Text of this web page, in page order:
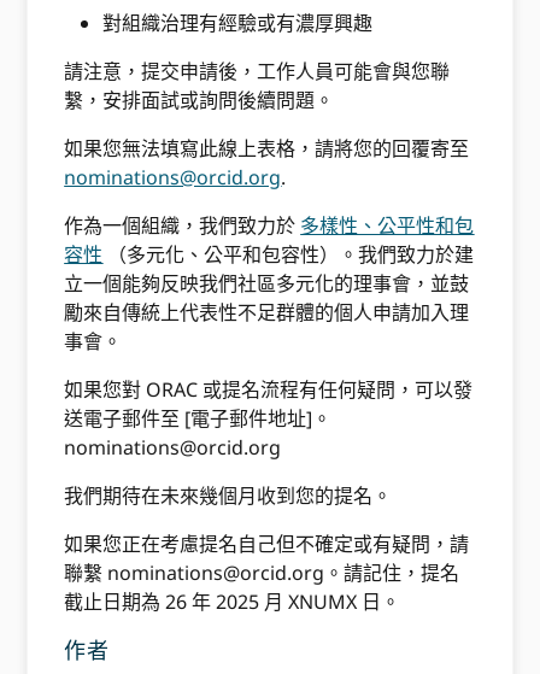
對組織治理有經驗或有濃厚興趣
請注意，提交申請後，工作人員可能會與您聯
繫，安排面試或詢問後續問題。
如果您無法填寫此線上表格，請將您的回覆寄至
nominations@orcid.org.
作為一個組織，我們致力於 多樣性、公平性和包
容性 （多元化、公平和包容性）。我們致力於建
立一個能夠反映我們社區多元化的理事會，並鼓
勵來自傳統上代表性不足群體的個人申請加入理
事會。
如果您對 ORAC 或提名流程有任何疑問，可以發
送電子郵件至 [電子郵件地址]。
nominations@orcid.org
我們期待在未來幾個月收到您的提名。
如果您正在考慮提名自己但不確定或有疑問，請
聯繫 nominations@orcid.org 。請記住，提名
截止日期為 26 年 2025 月 XNUMX 日。
作者